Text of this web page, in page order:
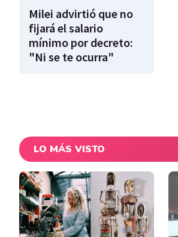
Milei advirtió que no
fijará el salario
mínimo por decreto:
"Ni se te ocurra"
LO MÁS VISTO